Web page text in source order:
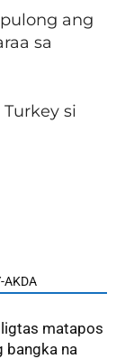
ang
sa
si
AKDA
matapos
bangka na